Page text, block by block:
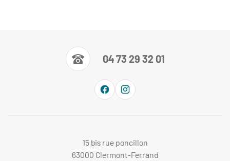
04 73 29 32 01
15 bis rue poncillon
63000 Clermont-Ferrand